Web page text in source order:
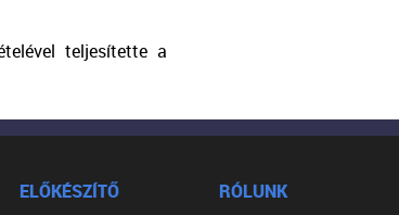
teljesítette a
ELŐKÉSZÍTŐ
RÓLUNK